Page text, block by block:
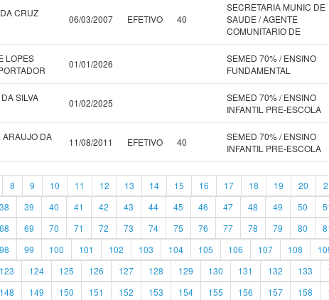
CRUZ
06/03/2007 EFETIVO 40
SECRETARIA MUNIC DE
SAUDE / AGENTE
COMUNITARIO DE
LOPES
01/01/2026
SEMED 70% / ENSINO
FUNDAMENTAL
SILVA
01/02/2025
SEMED 70% / ENSINO
INFANTIL PRE-ESCOLA
ARAUJO DA
11/08/2011 EFETIVO 40
SEMED 70% / ENSINO
INFANTIL PRE-ESCOLA
8 9 10 11 12 13 14 15 16 17 18 19 20
38 39 40 41 42 43 44 45 46 47 48 49 50
68 69 70 71 72 73 74 75 76 77 78 79 80
98 99 100 101 102 103 104 105 106 107 108
123 124 125 126 127 128 129 130 131 132 133
148 149 150 151 152 153 154 155 156 157 158